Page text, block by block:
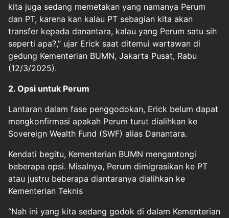
kita juga sedang memetakan yang namanya Perum
dan PT, karena kan kalau PT sebagian kita akan
transfer kepada danantara, kalau yang Perum satu sih
seperti apa?,” ujar Erick saat ditemui wartawan di
gedung Kementerian BUMN, Jakarta Pusat, Rabu
(12/3/2025).
2. Opsi untuk Perum
Lantaran dalam fase penggodokan, Erick belum dapat
mengkonfirmasi apakah Perum turut dialihkan ke
Sovereign Wealth Fund (SWF) alias Danantara.
Kendati begitu, Kementerian BUMN mengantongi
beberapa opsi. Misalnya, Perum dimigrasikan ke PT
atau justru beberapa diantaranya dialihkan ke
Kementerian Teknis
“Nah ini yang kita sedang godok di dalam Kementerian